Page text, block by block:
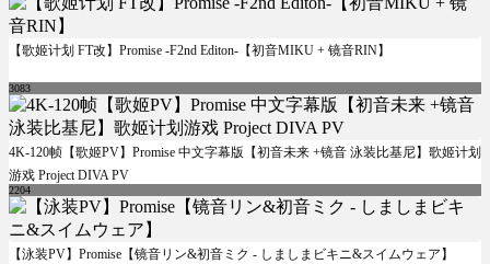
【歌姬计划 FT改】Promise -F2nd Editon-【初音MIKU + 镜音RIN】
3083
4K-120帧【歌姬PV】Promise 中文字幕版【初音未来 +镜音 泳装比基尼】歌姬计划
游戏 Project DIVA PV
2204
【泳装PV】Promise【镜音リン&初音ミク - しましまビキニ&スイムウェア】